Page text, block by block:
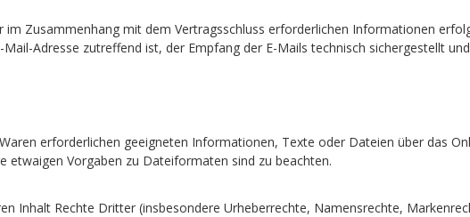
Zusammenhang mit dem Vertragsschluss erforderlichen Informationen
Adresse zutreffend ist, der Empfang der E-Mails technisch sichergestellt
erforderlichen geeigneten Informationen, Texte oder Dateien über das
etwaigen Vorgaben zu Dateiformaten sind zu beachten.
Inhalt Rechte Dritter (insbesondere Urheberrechte, Namensrechte,